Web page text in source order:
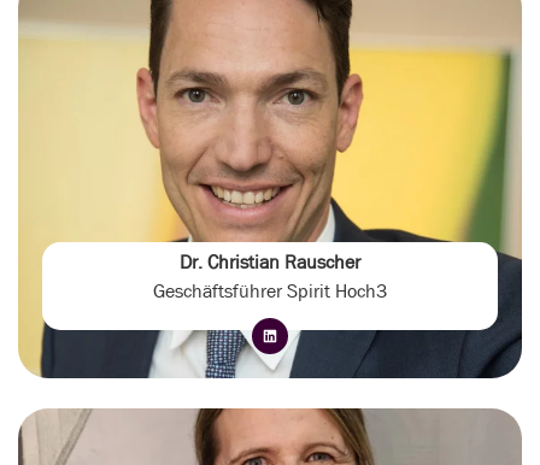
Dr. Christian Rauscher
Geschäftsführer Spirit Hoch3